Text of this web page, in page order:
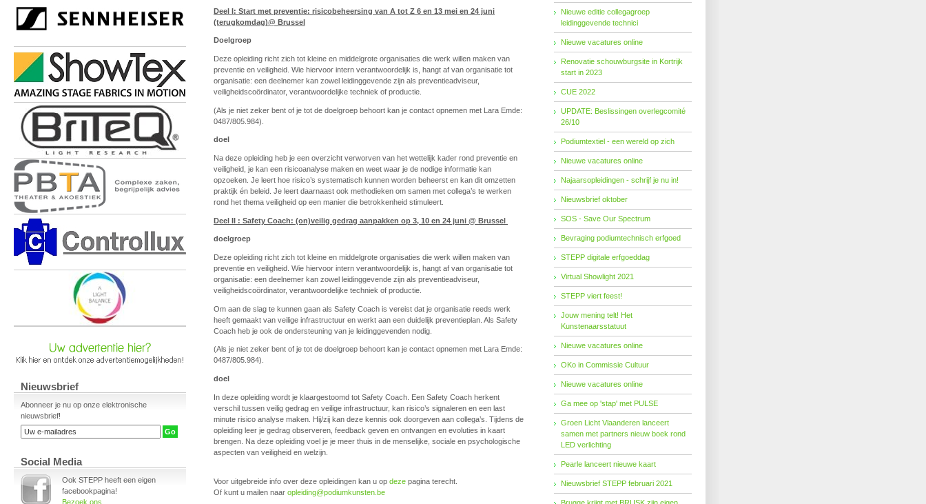
Nieuwsbrief
Abonneer je nu op onze elektronische
nieuwsbrief!
Social Media
Ook STEPP heeft een eigen
facebookpagina!
Bezoek ons
Deel I: Start met preventie: risicobeheersing van A tot Z 6 en 13 mei en 24 juni
(terugkomdag)@ Brussel
Doelgroep
Deze opleiding richt zich tot kleine en middelgrote organisaties die werk willen maken van
preventie en veiligheid. Wie hiervoor intern verantwoordelijk is, hangt af van organisatie tot
organisatie: een deelnemer kan zowel leidinggevende zijn als preventieadviseur,
veiligheidscoördinator, verantwoordelijke techniek of productie.
(Als je niet zeker bent of je tot de doelgroep behoort kan je contact opnemen met Lara Emde:
0487/805.984).
doel
Na deze opleiding heb je een overzicht verworven van het wettelijk kader rond preventie en
veiligheid, je kan een risicoanalyse maken en weet waar je de nodige informatie kan
opzoeken. Je leert hoe risico’s systematisch kunnen worden beheerst en kan dit omzetten
praktijk én beleid. Je leert daarnaast ook methodieken om samen met collega’s te werken
rond het thema veiligheid op een manier die betrokkenheid stimuleert.
Deel II : Safety Coach: (on)veilig gedrag aanpakken op 3, 10 en 24 juni @ Brussel
doelgroep
Deze opleiding richt zich tot kleine en middelgrote organisaties die werk willen maken van
preventie en veiligheid. Wie hiervoor intern verantwoordelijk is, hangt af van organisatie tot
organisatie: een deelnemer kan zowel leidinggevende zijn als preventieadviseur,
veiligheidscoördinator, verantwoordelijke techniek of productie.
Om aan de slag te kunnen gaan als Safety Coach is vereist dat je organisatie reeds werk
heeft gemaakt van veilige infrastructuur en werkt aan een duidelijk preventieplan. Als Safety
Coach heb je ook de ondersteuning van je leidinggevenden nodig.
(Als je niet zeker bent of je tot de doelgroep behoort kan je contact opnemen met Lara Emde:
0487/805.984).
doel
In deze opleiding wordt je klaargestoomd tot Safety Coach. Een Safety Coach herkent
verschil tussen veilig gedrag en veilige infrastructuur, kan risico’s signaleren en een last
minute risico analyse maken. Hij/zij kan deze kennis ook doorgeven aan collega’s. Tijdens de
opleiding leer je gedrag observeren, feedback geven en ontvangen en evoluties in kaart
brengen. Na deze opleiding voel je je meer thuis in de menselijke, sociale en psychologische
aspecten van veiligheid en welzijn.
Voor uitgebreide info over deze opleidingen kan u op deze pagina terecht.
Of kunt u mailen naar opleiding@podiumkunsten.be
Nieuwe editie collegagroep
leidinggevende technici
Nieuwe vacatures online
Renovatie schouwburgsite in Kortrijk
start in 2023
CUE 2022
UPDATE: Beslissingen overlegcomité
26/10
Podiumtextiel - een wereld op zich
Nieuwe vacatures online
Najaarsopleidingen - schrijf je nu in!
Nieuwsbrief oktober
SOS - Save Our Spectrum
Bevraging podiumtechnisch erfgoed
STEPP digitale erfgoeddag
Virtual Showlight 2021
STEPP viert feest!
Jouw mening telt! Het
Kunstenaarsstatuut
Nieuwe vacatures online
OKo in Commissie Cultuur
Nieuwe vacatures online
Ga mee op 'stap' met PULSE
Groen Licht Vlaanderen lanceert
samen met partners nieuw boek rond
LED verlichting
Pearle lanceert nieuwe kaart
Nieuwsbrief STEPP februari 2021